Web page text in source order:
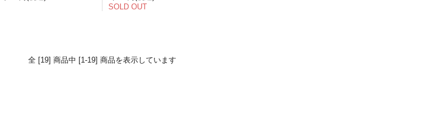
SOLD OUT
全 [19] 商品中 [1-19] 商品を表示しています